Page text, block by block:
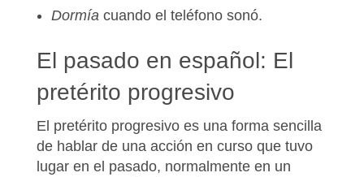
Dormíacuando el teléfono sonó.
El pasado en español: El
pretérito progresivo
El pretérito progresivo es una forma sencilla
de hablar de una acción en curso que tuvo
lugar en el pasado, normalmente en un